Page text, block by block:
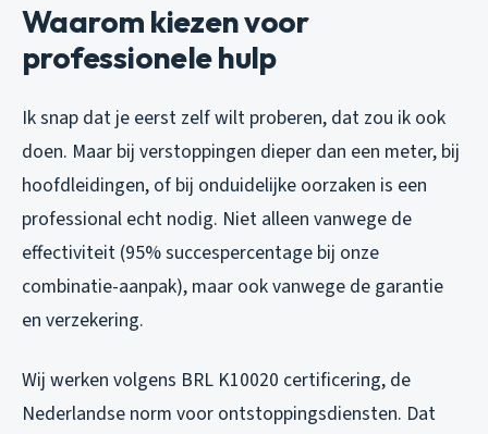
Waarom kiezen voor
professionele hulp
Ik snap dat je eerst zelf wilt proberen, dat zou ik ook
doen. Maar bij verstoppingen dieper dan een meter, bij
hoofdleidingen, of bij onduidelijke oorzaken is een
professional echt nodig. Niet alleen vanwege de
effectiviteit (95% succespercentage bij onze
combinatie-aanpak), maar ook vanwege de garantie
en verzekering.
Wij werken volgens BRL K10020 certificering, de
Nederlandse norm voor ontstoppingsdiensten. Dat